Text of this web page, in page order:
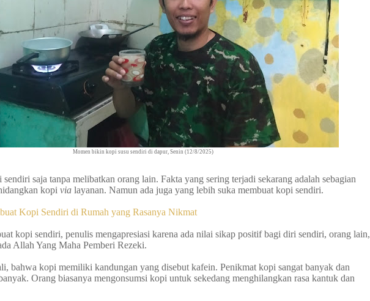
Momen bikin kopi susu sendiri di dapur, Senin (12/8/2025)
saja tanpa melibatkan orang lain. Fakta yang sering terjadi sekarang adalah sebagian
kopi via layanan. Namun ada juga yang lebih suka membuat kopi sendiri.
Kopi Sendiri di Rumah yang Rasanya Nikmat
kopi sendiri, penulis mengapresiasi karena ada nilai sikap positif bagi diri sendiri, orang lain,
Allah Yang Maha Pemberi Rezeki.
bahwa kopi memiliki kandungan yang disebut kafein. Penikmat kopi sangat banyak dan
Orang biasanya mengonsumsi kopi untuk sekedang menghilangkan rasa kantuk dan